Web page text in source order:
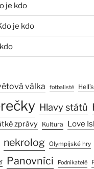
je kdo
je kdo
válka fotbalisté
Hlavy států
zprávy Kultura Love
nekrolog Olympijské hry
Panovníci Podnikatelé